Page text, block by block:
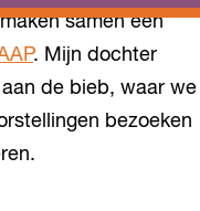
samen een
. Mijn dochter
de bieb, waar we
bezoeken